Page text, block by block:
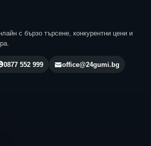
с бързо търсене, конкурентни цени и
0877 552 999 office@24gumi.bg